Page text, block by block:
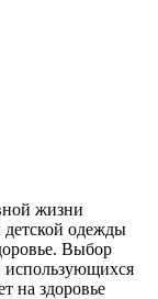
жизни
одежды
Выбор
использующихся
на здоровье